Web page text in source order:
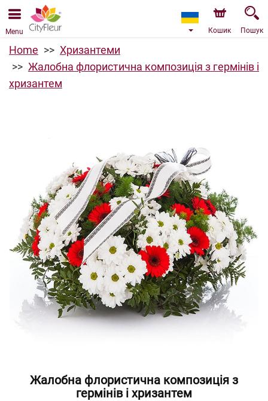
Ми приймаємо замовлення через наш інтернет-
магазин. Найближча можлива дата доставки —
10.08.2026 у зв’язку з відпусткою.
Menu Кошик Пошук
Home
Хризантеми
Жалобна флористична композиція з гермінів і
хризантем
Жалобна флористична композиція з
гермінів і хризантем